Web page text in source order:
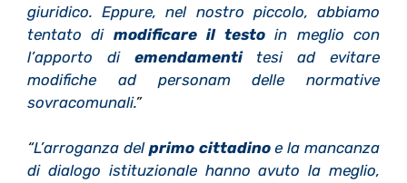
giuridico. Eppure, nel nostro piccolo, abbiamo
tentato di modificare il testo in meglio con
l’apporto di emendamentitesi ad evitare
modifiche ad personam delle normative
sovracomunali.”
“L’arroganza del primo cittadinoe la mancanza
di dialogo istituzionale hanno avuto la meglio,